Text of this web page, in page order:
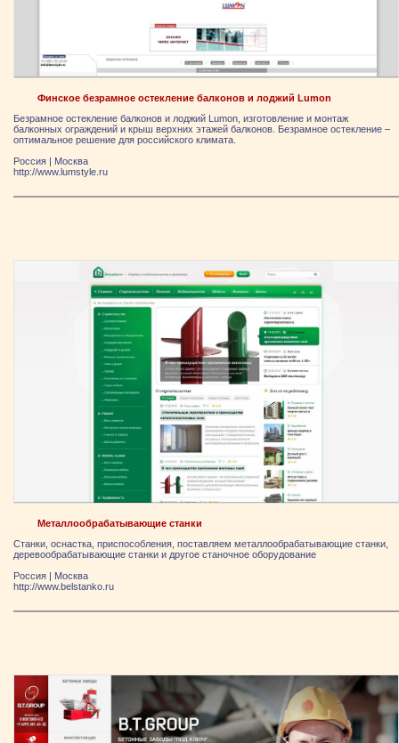
Финское безрамное остекление балконов и лоджий Lumon
Безрамное остекление балконов и лоджий Lumon, изготовление и монтаж
балконных ограждений и крыш верхних этажей балконов. Безрамное остекление –
оптимальное решение для российского климата.
Россия | Москва
http://www.lumstyle.ru
Металлообрабатывающие станки
Станки, оснастка, приспособления, поставляем металлообрабатывающие станки,
деревообрабатывающие станки и другое станочное оборудование
Россия | Москва
http://www.belstanko.ru